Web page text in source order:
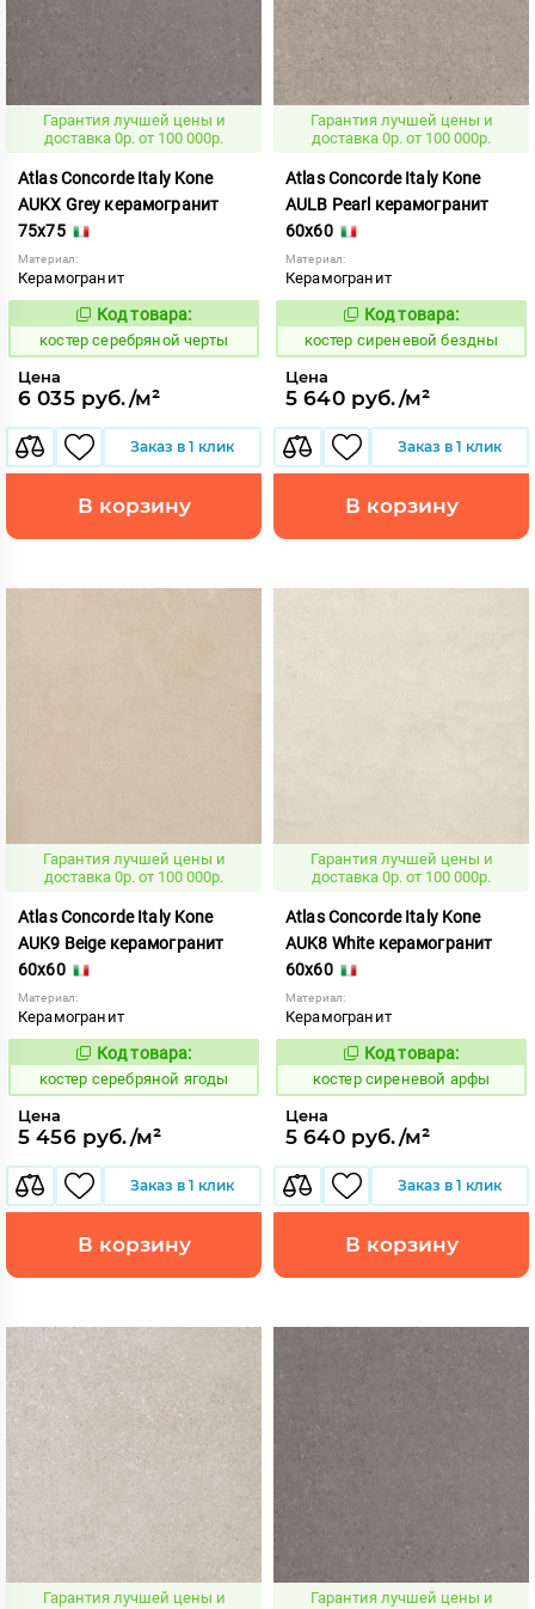
Гарантия лучшей цены и
доставка 0р. от 100 000р.
Atlas Concorde Italy Kone
AUKX Grey керамогранит
75x75
Материал:
Керамогранит
807620
Код товара:
костер серебряной черты
Цена
6 035 руб./м²
Заказ в 1 клик
В корзину
Гарантия лучшей цены и
доставка 0р. от 100 000р.
Atlas Concorde Italy Kone
AULB Pearl керамогранит
60x60
Материал:
Керамогранит
807627
Код товара:
костер сиреневой бездны
Цена
5 640 руб./м²
Заказ в 1 клик
В корзину
Гарантия лучшей цены и
доставка 0р. от 100 000р.
Atlas Concorde Italy Kone
AUK9 Beige керамогранит
60x60
Материал:
Керамогранит
807624
Код товара:
костер серебряной ягоды
Цена
5 456 руб./м²
Заказ в 1 клик
В корзину
Гарантия лучшей цены и
доставка 0р. от 100 000р.
Atlas Concorde Italy Kone
AUK8 White керамогранит
60x60
Материал:
Керамогранит
807626
Код товара:
костер сиреневой арфы
Цена
5 640 руб./м²
Заказ в 1 клик
В корзину
Гарантия лучшей цены и
Гарантия лучшей цены и